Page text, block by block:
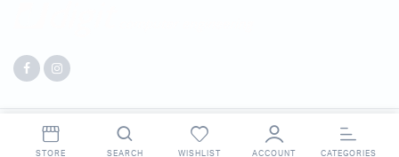
Copyright 2025 © Digit. All right reserved. Made by Webpigment
STORE SEARCH WISHLIST ACCOUNT CATEGORIES